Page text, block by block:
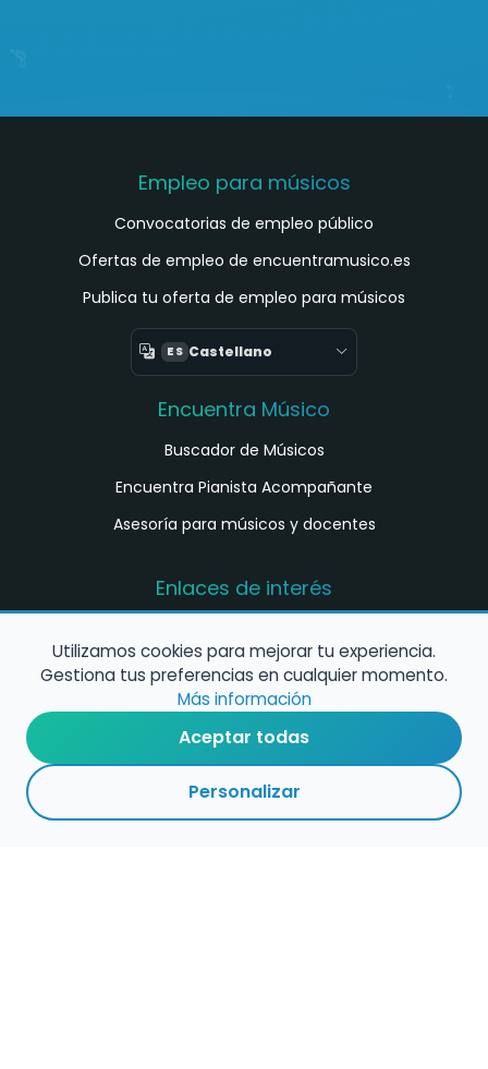
Empleo para músicos
Convocatorias de empleo público
Ofertas de empleo de encuentramusico.es
Publica tu oferta de empleo para músicos
ES Castellano
Encuentra Músico
Buscador de Músicos
Encuentra Pianista Acompañante
Asesoría para músicos y docentes
Enlaces de interés
música en España
Configura alertas de empleo
Contacta con nosotros
Utilizamos cookies para mejorar tu experiencia.
Gestiona tus preferencias en cualquier momento.
Más información
Aceptar todas
Personalizar